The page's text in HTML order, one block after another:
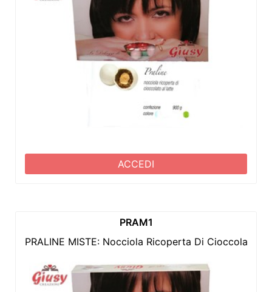
ACCEDI
PRAM1
PRALINE MISTE: Nocciola Ricoperta Di Cioccolato